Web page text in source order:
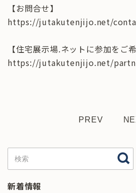
【お問合せ】
https://jutakutenjijo.net/
【住宅展示場.ネットに参加をご
https://jutakutenjijo.net/
PREV
新着情報